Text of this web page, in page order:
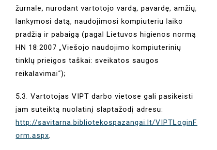
žurnale, nurodant vartotojo vardą, pavardę, amžių,
lankymosi datą, naudojimosi kompiuteriu laiko
pradžią ir pabaigą (pagal Lietuvos higienos normą
HN 18:2007 „Viešojo naudojimo kompiuterinių
tinklų prieigos taškai: sveikatos saugos
reikalavimai“);
5.3. Vartotojas VIPT darbo vietose gali pasikeisti
jam suteiktą nuolatinį slaptažodį adresu:
http://savitarna.bibliotekospazangai.lt/VIPTLoginF
orm.aspx.